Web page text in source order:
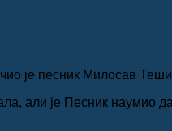
је песник Милосав
али је Песник